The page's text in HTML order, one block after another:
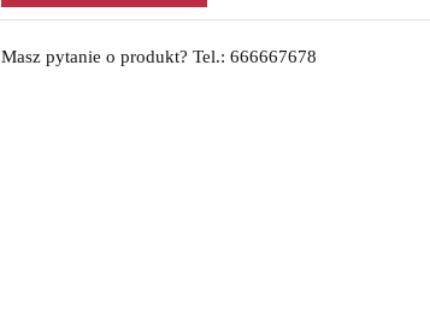
Masz pytanie o produkt? Tel.: 666667678